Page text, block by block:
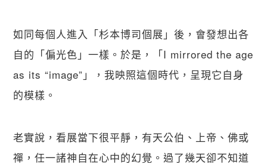
如同每個人進入「杉本博司個展」後，會發想出各
自的「偏光色」一樣。於是，「I mirrored the age
as its “image”」，我映照這個時代，呈現它自身
的模樣。
老實說，看展當下很平靜，有天公伯、上帝、佛或
禪，任一諸神自在心中的幻覺。過了幾天卻不知道